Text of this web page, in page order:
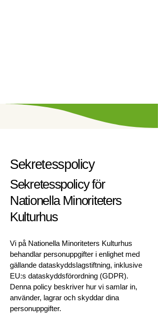
Sekretesspolicy
Sekretesspolicy för
Nationella Minoriteters
Kulturhus
Vi på Nationella Minoriteters Kulturhus
behandlar personuppgifter i enlighet med
gällande dataskyddslagstiftning, inklusive
EU:s dataskyddsförordning (GDPR).
Denna policy beskriver hur vi samlar in,
använder, lagrar och skyddar dina
personuppgifter.